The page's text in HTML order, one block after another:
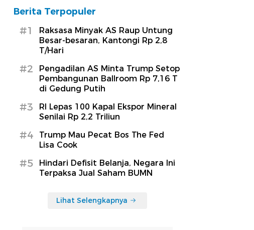
Berita Terpopuler
#1
Raksasa Minyak AS Raup Untung
Besar-besaran, Kantongi Rp 2,8
T/Hari
#2
Pengadilan AS Minta Trump Setop
Pembangunan Ballroom Rp 7,16 T
di Gedung Putih
#3
RI Lepas 100 Kapal Ekspor Mineral
Senilai Rp 2,2 Triliun
#4
Trump Mau Pecat Bos The Fed
Lisa Cook
#5
Hindari Defisit Belanja, Negara Ini
Terpaksa Jual Saham BUMN
Lihat Selengkapnya